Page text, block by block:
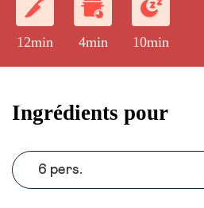
12min 4min 10min
Ingrédients pour
6 pers.